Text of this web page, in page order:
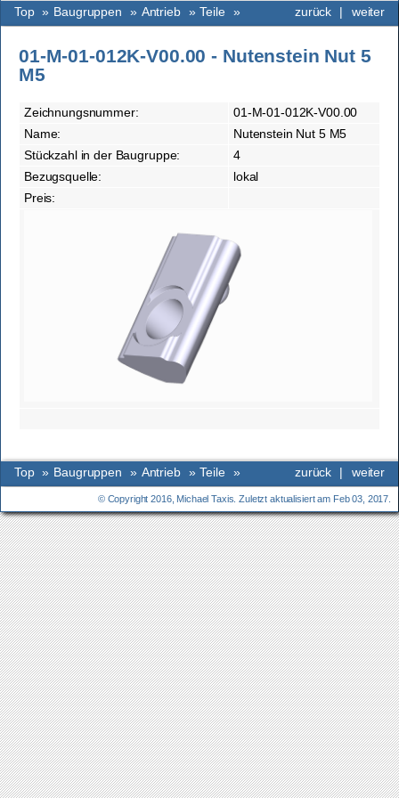
weiter
zurück |
Top » Baugruppen » Antrieb » Teile »
01-M-01-012K-V00.00 - Nutenstein Nut 5
M5
Zeichnungsnummer:
01-M-01-012K-V00.00
Name:
Nutenstein Nut 5 M5
Stückzahl in der Baugruppe:
4
Bezugsquelle:
lokal
Preis:
weiter
zurück |
Top » Baugruppen » Antrieb » Teile »
© Copyright 2016, Michael Taxis. Zuletzt aktualisiert am Feb 03, 2017.